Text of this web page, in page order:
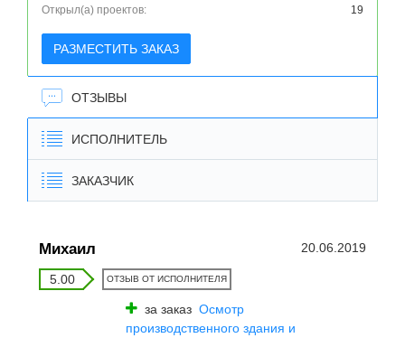
Открыл(а) проектов:
19
РАЗМЕСТИТЬ ЗАКАЗ
ОТЗЫВЫ
ИСПОЛНИТЕЛЬ
ЗАКАЗЧИК
Михаил 20.06.2019
5.00 ОТЗЫВ ОТ ИСПОЛНИТЕЛЯ
за заказ Осмотр
производственного здания и